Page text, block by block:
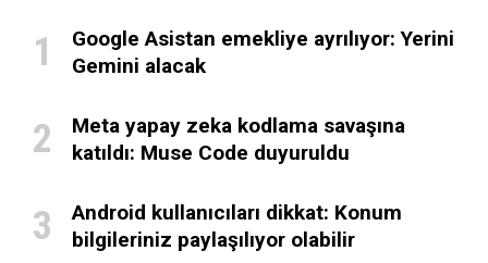
Google Asistan emekliye ayrılıyor: Yerini
Gemini alacak
Meta yapay zeka kodlama savaşına
katıldı: Muse Code duyuruldu
Android kullanıcıları dikkat: Konum
bilgileriniz paylaşılıyor olabilir